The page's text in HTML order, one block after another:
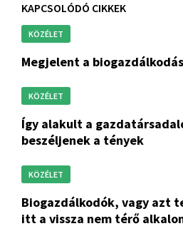
KAPCSOLÓDÓ CIKKEK
KÖZÉLET
megjelent a
KÖZÉLET
így alakult a gazdatársadalom elmúlt tíz éve -
beszéljenek a tények
KÖZÉLET
biogazdálkodók, vagy azt tervezők figyelem,
itt a vissza nem térő